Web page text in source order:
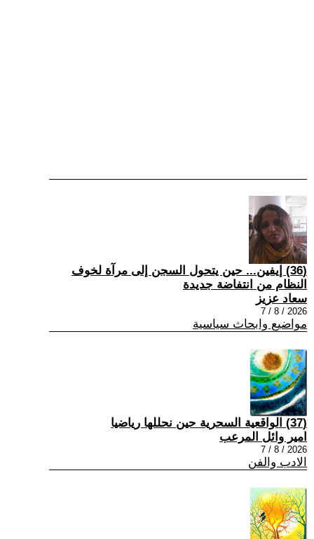
(36) إيفين... حين يتحول السجن إلى مرآة لخوف
النظام من انتفاضة جديدة
سعاد عزيز
2026 / 8 / 7
مواضيع وابحاث سياسية
(37) الواقعية السحرية حين نحللها رياضيا
امير وائل المرعب
2026 / 8 / 7
الادب والفن